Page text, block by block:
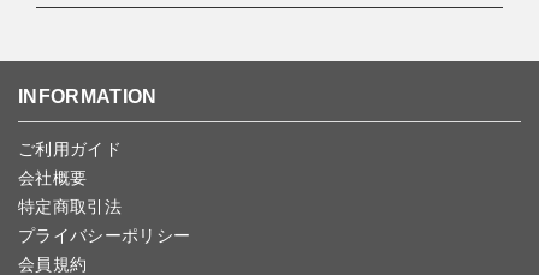
・NP後払い
沖縄：1,400円
セルは可能です。
ンセルしていただいた後、ご希望の商品のみ再度ご注文お願いしま
予約商品など一部キャンセルが出来ない場合がございます。あらか
じめご了承ください。
こちらよりご依頼ください。
INFORMATION
ご利用ガイド
会社概要
特定商取引法
プライバシーポリシー
会員規約